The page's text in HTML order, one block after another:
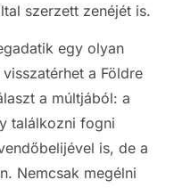
szerzett zenéjét is.
egy olyan
a Földre
a múltjából: a
találkozni fogni
is, de a
Nemcsak megélni